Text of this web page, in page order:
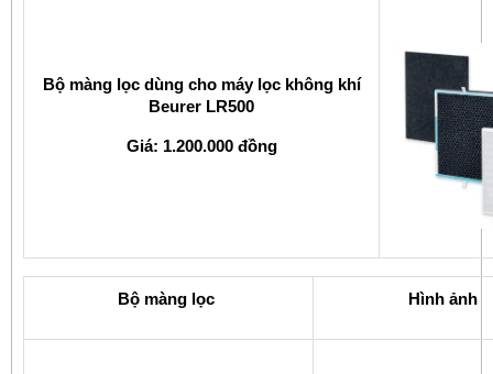
Bộ màng lọc dùng cho máy lọc không khí
Beurer LR500
Giá: 1.200.000 đồng
Bộ màng lọc Hình ảnh